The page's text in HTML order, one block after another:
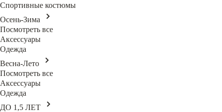
Спортивные костюмы
Осень-Зима
Посмотреть все
Аксессуары
Одежда
Весна-Лето
Посмотреть все
Аксессуары
Одежда
ДО 1,5 ЛЕТ